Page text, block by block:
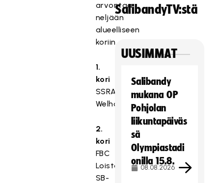
arvontaa
neljään
alueelliseen
koriin.
1.
kori
SSRA
Welhot
2.
kori
FBC
Loisto
SB-
SalibandyTV:stä
UUSIMMAT
Salibandy
mukana OP
Pohjolan
liikuntapäiväs
sä
Olympiastadi
onilla 15.8.
08.08.2026